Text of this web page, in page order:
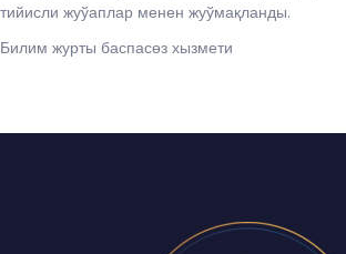
тийисли жуўаплар менен жуўмақланды.
Билим журты баспасөз хызмети